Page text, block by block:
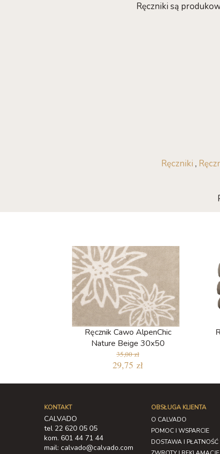
Ręczniki są
Ręczniki ,
Ręcznik Cawo AlpenChic
Nature Beige 30x50
35,00 zł
29,75 zł
KONTAKT
CALVADO
tel 22 620 05 05
kom. 601 44 71 44
mail: calvado@calvado.com
OBSŁUGA KLIENTA
O CALVADO
POMOC I WSPARCIE
DOSTAWA I PŁATNOŚĆ